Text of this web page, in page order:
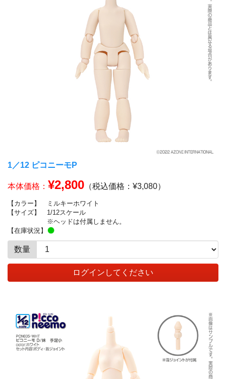
1／12 ピコニーモP
本体価格： ¥2,800 （税込価格：¥3,080）
【カラー】
ミルキーホワイト
【サイズ】
1/12スケール
※ヘッドは付属しません。
【在庫状況】
数量
ログインしてください